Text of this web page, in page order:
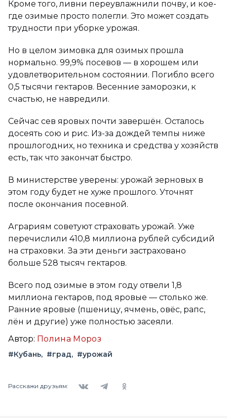
Кроме того, ливни переувлажнили почву, и кое-
где озимые просто полегли. Это может создать
трудности при уборке урожая.
Но в целом зимовка для озимых прошла
нормально. 99,9% посевов — в хорошем или
удовлетворительном состоянии. Погибло всего
0,5 тысячи гектаров. Весенние заморозки, к
счастью, не навредили.
Сейчас сев яровых почти завершён. Осталось
досеять сою и рис. Из-за дождей темпы ниже
прошлогодних, но техника и средства у хозяйств
есть, так что закончат быстро.
В министерстве уверены: урожай зерновых в
этом году будет не хуже прошлого. Уточнят
после окончания посевной.
Аграриям советуют страховать урожай. Уже
перечислили 410,8 миллиона рублей субсидий
на страховки. За эти деньги застраховано
больше 528 тысяч гектаров.
Всего под озимые в этом году отвели 1,8
миллиона гектаров, под яровые — столько же.
Ранние яровые (пшеницу, ячмень, овёс, рапс,
лён и другие) уже полностью засеяли.
Автор: Полина Мороз
#Кубань #град #урожай
Расскажи друзьям: